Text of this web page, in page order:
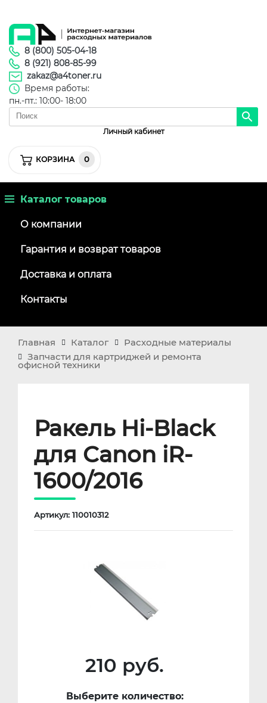
8 (800) 505-04-18
8 (921) 808-85-99
zakaz@a4toner.ru
Время работы:
пн.-пт.: 10:00- 18:00
Личный кабинет
КОРЗИНА 0
Каталог товаров
О компании
Гарантия и возврат товаров
Доставка и оплата
Контакты
Главная Каталог
Расходные материалы
Запчасти для картриджей и ремонта
офисной техники
Ракель Hi-Black
для Canon iR-
1600/2016
Артикул: 110010312
210 руб.
Выберите количество: